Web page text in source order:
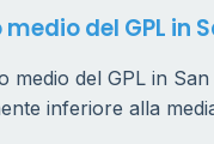
medio del GPL in
medio del GPL in
inferiore alla